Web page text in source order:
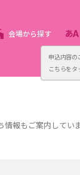
申込内容の
こちらを
会場から探す
情報もご案内してい